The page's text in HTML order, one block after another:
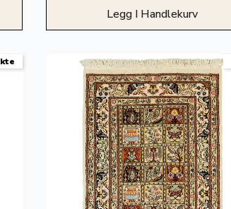
Legg I Handlekurv